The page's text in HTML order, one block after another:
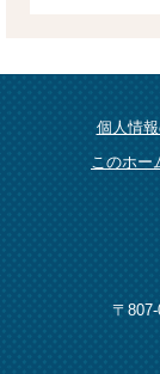
個人情
このホー
〒